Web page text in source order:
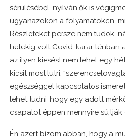
sérüléséből, nyilván ők is
ugyanazokon a folyamatokon,
Részleteket persze nem tudok,
hetekig volt Covid-karanténban
az ilyen kiesést nem lehet egy
kicsit most lutri,
egészséggel kapcsolatos
lehet tudni, hogy egy adott
csapatot éppen mennyire sújtják
Én azért bízom abban, hogy a